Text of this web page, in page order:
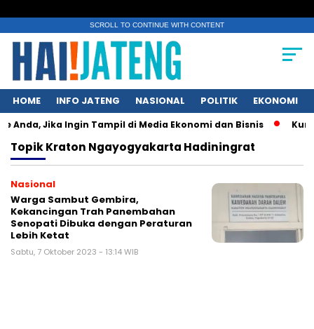
SCROLL TO CONTINUE WITH CONTENT
HOME INFO JATENG NASIONAL POLITIK EKONOMI
Jika Ingin Tampil di Media Ekonomi dan Bisnis Kunci
TopikKraton Ngayogyakarta Hadiningrat
Nasional
Warga Sambut Gembira,
Kekancingan Trah Panembahan
Senopati Dibuka dengan Peraturan
Lebih Ketat
Sabtu, 7 Oktober 2023 - 13:14 WIB